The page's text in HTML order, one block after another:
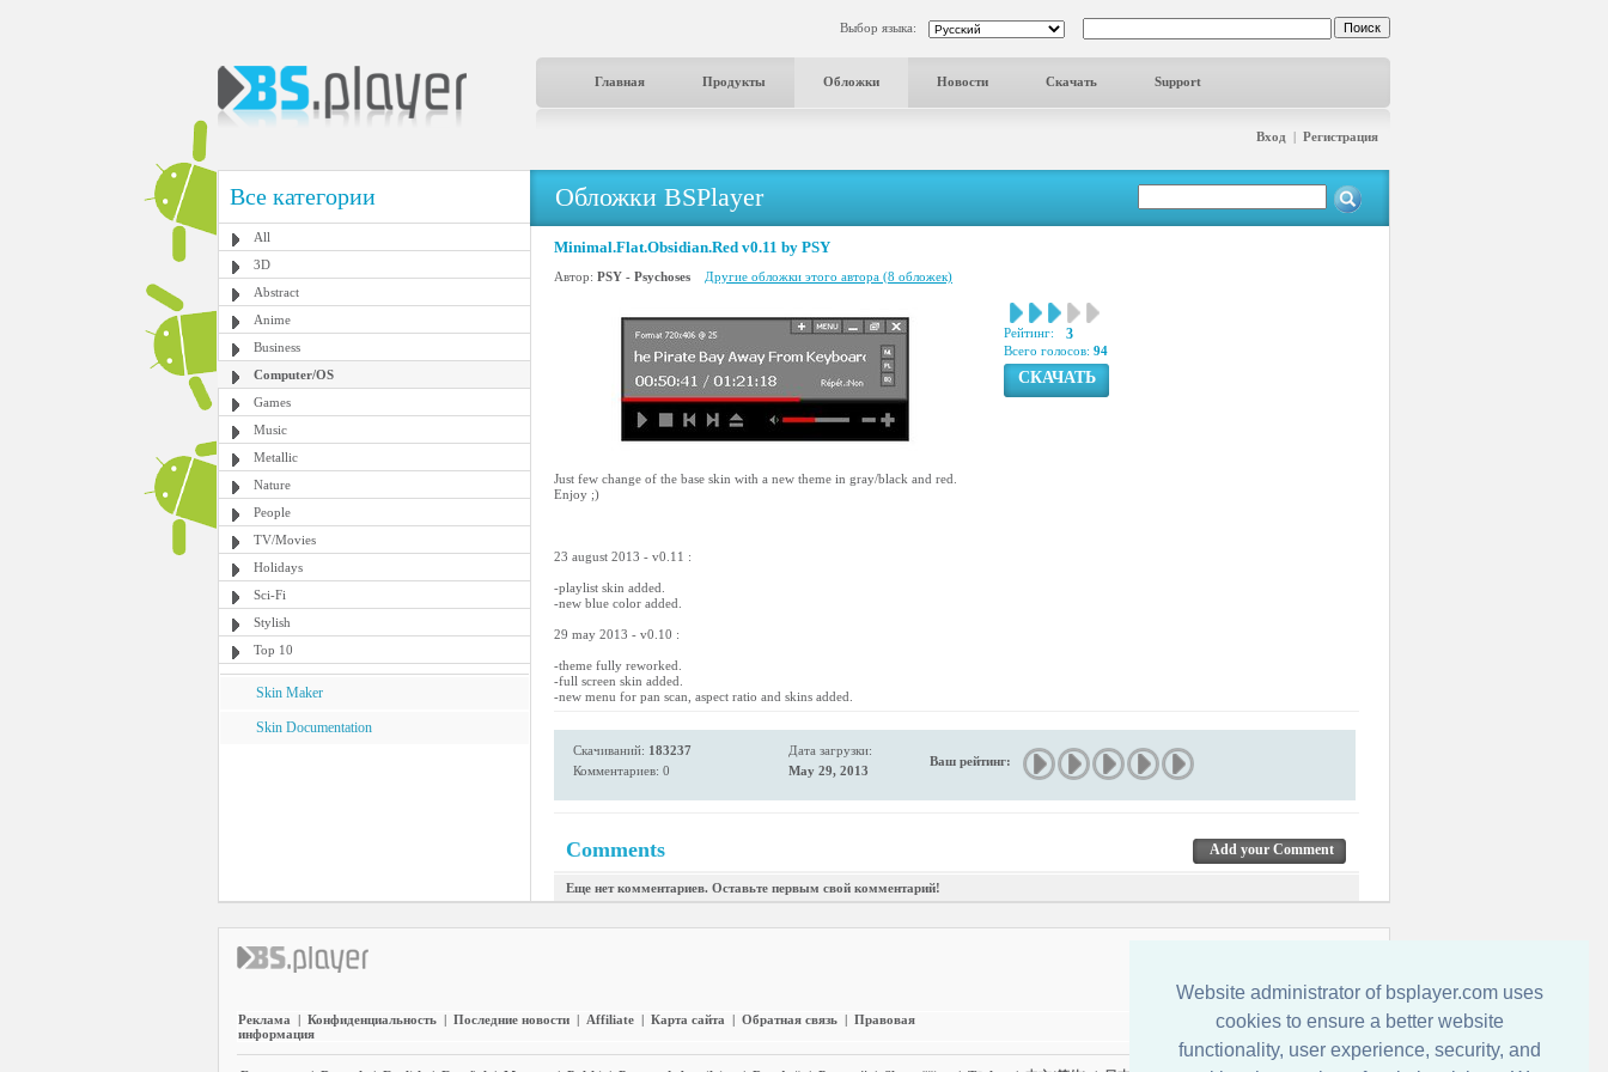
Website administrator of bsplayer.com uses
cookies to ensure a better website
functionality, user experience, security, and
Выбор языка:
Главная Продукты Обложки Новости Скачать Support
Вход | Регистрация
Все категории
All
3D
Abstract
Anime
Business
Computer/OS
Games
Music
Metallic
Nature
People
TV/Movies
Holidays
Sci-Fi
Stylish
Top 10
Skin Maker
Skin Documentation
Обложки BSPlayer
Minimal.Flat.Obsidian.Red v0.11 by PSY
Автор: PSY - Psychoses Другие обложки этого автора (8 обложек)
Рейтинг: 3
Всего голосов: 94
СКАЧАТЬ
Just few change of the base skin with a new theme in gray/black and red.
Enjoy ;)
23 august 2013 - v0.11 :
-playlist skin added.
-new blue color added.
29 may 2013 - v0.10 :
-theme fully reworked.
-full screen skin added.
-new menu for pan scan, aspect ratio and skins added.
Скачиваний: 183237
Комментариев: 0
Дата загрузки:
May 29, 2013
Ваш рейтинг:
Comments Add your Comment
Еще нет комментариев. Оставьте первым свой комментарий!
Реклама | Конфиденциальность | Последние новости | Affiliate | Карта сайта | Обратная связь | Правовая
информация